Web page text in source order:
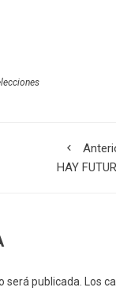
HAY
será publicada. Los